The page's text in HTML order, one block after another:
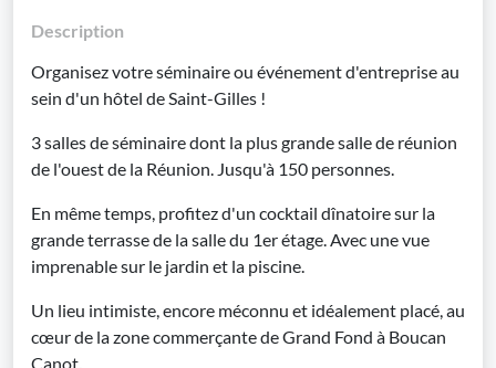
Description
Organisez votre séminaire ou événement d'entreprise au
sein d'un hôtel de Saint-Gilles !
3 salles de séminaire dont la plus grande salle de réunion
de l'ouest de la Réunion. Jusqu'à 150 personnes.
En même temps, profitez d'un cocktail dînatoire sur la
grande terrasse de la salle du 1er étage. Avec une vue
imprenable sur le jardin et la piscine.
Un lieu intimiste, encore méconnu et idéalement placé, au
cœur de la zone commerçante de Grand Fond à Boucan
Canot.